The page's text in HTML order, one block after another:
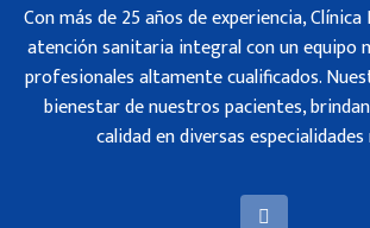
Con más de 25 años de experiencia,
atención sanitaria integral con un equipo
profesionales altamente cualificados.
bienestar de nuestros pacientes,
calidad en diversas especialidades